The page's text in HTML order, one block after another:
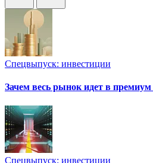
Спецвыпуск: инвестиции
Зачем весь рынок идет в
Спецвыпуск: инвестиции